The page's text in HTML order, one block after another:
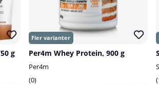
g Per4m Whey Protein, 900 g
Per4m
0